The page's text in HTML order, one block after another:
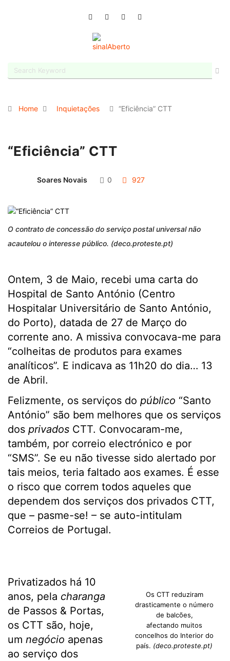
Home Inquietações “Eficiência” CTT
“Eficiência” CTT
Soares Novais 0 927
O contrato de concessão do serviço postal universal não
acautelou o interesse público. (deco.proteste.pt)
Ontem, 3 de Maio, recebi uma carta do
Hospital de Santo António (Centro
Hospitalar Universitário de Santo António,
do Porto), datada de 27 de Março do
corrente ano. A missiva convocava-me para
“colheitas de produtos para exames
analíticos”. E indicava as 11h20 do dia… 13
de Abril.
Felizmente, os serviços do público “Santo
António” são bem melhores que os serviços
dos privados CTT. Convocaram-me,
também, por correio electrónico e por
“SMS”. Se eu não tivesse sido alertado por
tais meios, teria faltado aos exames. É esse
o risco que correm todos aqueles que
dependem dos serviços dos privados CTT,
que – pasme-se! – se auto-intitulam
Correios de Portugal.
Os CTT reduziram
drasticamente o número
de balcões,
afectando muitos
concelhos do Interior do
país. (deco.proteste.pt)
Privatizados há 10
anos, pela charanga
de Passos & Portas,
os CTT são, hoje,
um negócio apenas
ao serviço dos